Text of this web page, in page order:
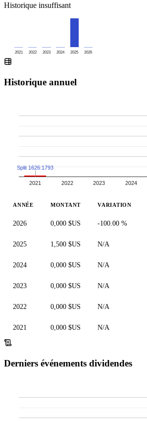
Historique insuffisant
2021 2022 2023 2024 2025 2026
Historique annuel
2021 2022 2023 2024
Split 1626:1793
ANNÉE MONTANT VARIATION
2026 0,000 $US -100.00 %
2025 1,500 $US N/A
2024 0,000 $US N/A
2023 0,000 $US N/A
2022 0,000 $US N/A
2021 0,000 $US N/A
Derniers événements dividendes